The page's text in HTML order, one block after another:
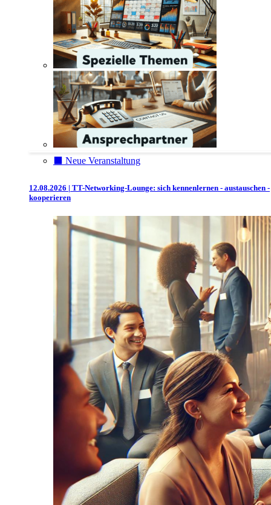
⬛️ Neue Veranstaltung
12.08.2026 | TT-Networking-Lounge: sich kennenlernen - austauschen -
kooperieren